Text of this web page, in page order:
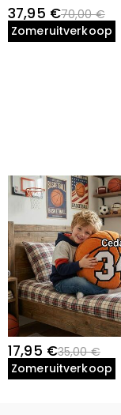
37,95 €70,00 €
Zomeruitverkoop
17,95 €35,00 €
Zomeruitverkoop